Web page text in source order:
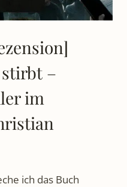
stirbt –
im
ich das Buch